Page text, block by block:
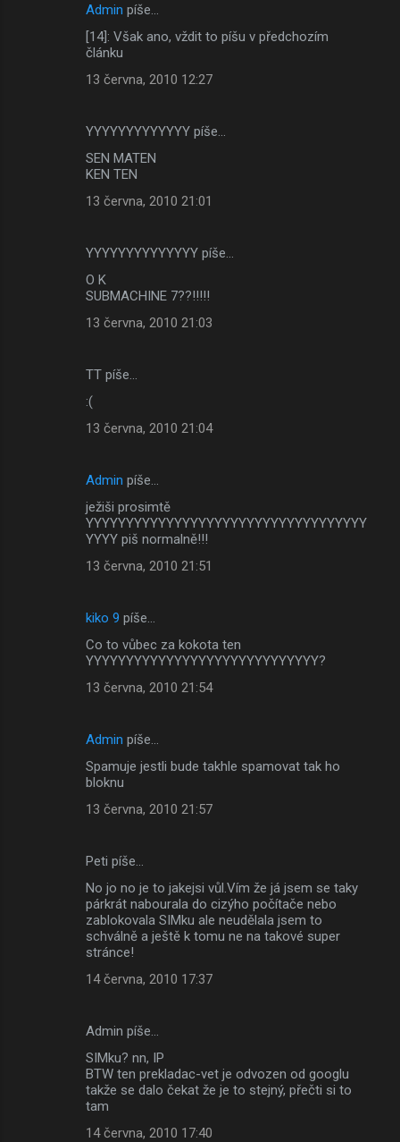
Admin píše…
[14]: Však ano, vždit to píšu v předchozím
článku
13 června, 2010 12:27
YYYYYYYYYYYYY píše…
SEN MATEN
KEN TEN
13 června, 2010 21:01
YYYYYYYYYYYYYY píše…
O K
SUBMACHINE 7??!!!!!
13 června, 2010 21:03
TT píše…
:(
13 června, 2010 21:04
Admin píše…
ježiši prosimtě
YYYYYYYYYYYYYYYYYYYYYYYYYYYYYYYYYYY
YYYY piš normalně!!!
13 června, 2010 21:51
kiko 9 píše…
Co to vůbec za kokota ten
YYYYYYYYYYYYYYYYYYYYYYYYYYYYY?
13 června, 2010 21:54
Admin píše…
Spamuje jestli bude takhle spamovat tak ho
bloknu
13 června, 2010 21:57
Peti píše…
No jo no je to jakejsi vůl.Vím že já jsem se taky
párkrát nabourala do cizýho počítače nebo
zablokovala SIMku ale neudělala jsem to
schválně a ještě k tomu ne na takové super
stránce!
14 června, 2010 17:37
Admin píše…
SIMku? nn, IP
BTW ten prekladac-vet je odvozen od googlu
takže se dalo čekat že je to stejný, přečti si to
tam
14 června, 2010 17:40